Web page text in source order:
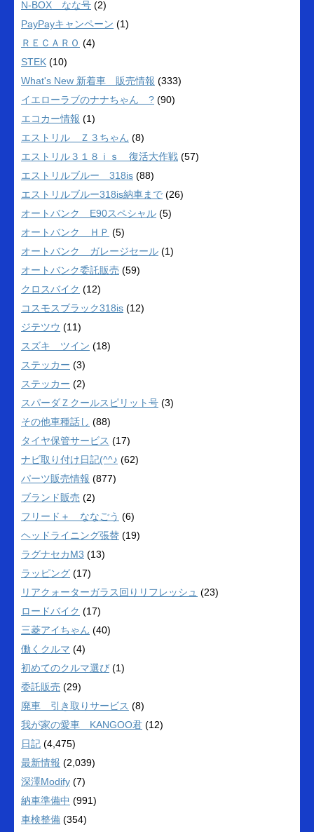
N-BOX なな号 (2)
PayPayキャンペーン (1)
ＲＥＣＡＲＯ (4)
STEK (10)
What's New 新着車 販売情報 (333)
イエローラブのナナちゃん ? (90)
エコカー情報 (1)
エストリル Ｚ３ちゃん (8)
エストリル３１８ｉｓ 復活大作戦 (57)
エストリルブルー 318is (88)
エストリルブルー318is納車まで (26)
オートバンク E90スペシャル (5)
オートバンク ＨＰ (5)
オートバンク ガレージセール (1)
オートバンク委託販売 (59)
クロスバイク (12)
コスモスブラック318is (12)
ジテツウ (11)
スズキ ツイン (18)
ステッカー (3)
ステッカー (2)
スパーダＺクールスピリット号 (3)
その他車種話し (88)
タイヤ保管サービス (17)
ナビ取り付け日記(^^♪ (62)
パーツ販売情報 (877)
ブランド販売 (2)
フリード＋ ななごう (6)
ヘッドライニング張替 (19)
ラグナセカM3 (13)
ラッピング (17)
リアクォーターガラス回りリフレッシュ (23)
ロードバイク (17)
三菱アイちゃん (40)
働くクルマ (4)
初めてのクルマ選び (1)
委託販売 (29)
廃車 引き取りサービス (8)
我が家の愛車 KANGOO君 (12)
日記 (4,475)
最新情報 (2,039)
深澤Modify (7)
納車準備中 (991)
車検整備 (354)